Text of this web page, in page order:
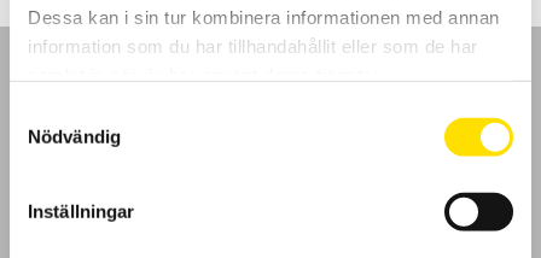
Dessa kan i sin tur kombinera informationen med annan
information som du har tillhandahållit eller som de har
Nödvändig
Inställningar